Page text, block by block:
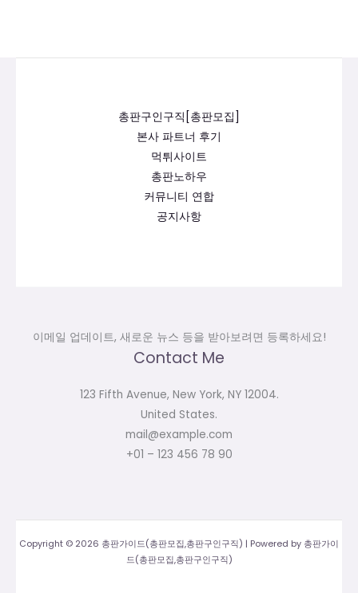
총판구인구직[총판모집]
본사 파트너 후기
먹튀사이트
총판노하우
커뮤니티 연합
공지사항
이메일 업데이트, 새로운 뉴스 등을 받아보려면 등록하세요!
Contact Me
123 Fifth Avenue, New York, NY 12004.
United States.
mail@example.com
+01 – 123 456 78 90
Copyright © 2026 총판가이드(총판모집,총판구인구직) | Powered by 총판가이
드(총판모집,총판구인구직)